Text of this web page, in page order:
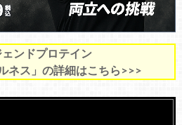
ェンドプロテイン
ネス」の詳細はこちら>>>